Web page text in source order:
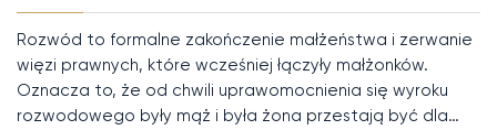
Rozwód to formalne zakończenie małżeństwa i zerwanie
więzi prawnych, które wcześniej łączyły małżonków.
Oznacza to, że od chwili uprawomocnienia się wyroku
rozwodowego były mąż i była żona przestają być dla…